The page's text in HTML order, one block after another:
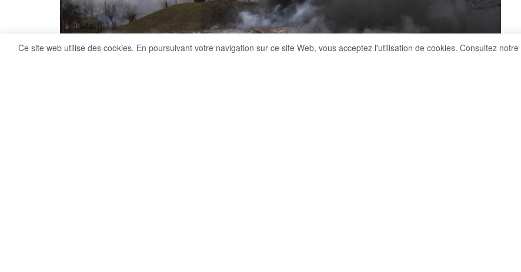
Ce site web utilise des cookies. En poursuivant votre navigation sur ce site Web, vous acceptez l'utilisation de cookies. Consultez notre